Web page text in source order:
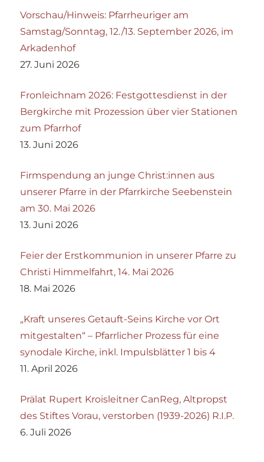
Vorschau/Hinweis: Pfarrheuriger am
Samstag/Sonntag, 12./13. September 2026, im
Arkadenhof
27. Juni 2026
Fronleichnam 2026: Festgottesdienst in der
Bergkirche mit Prozession über vier Stationen
zum Pfarrhof
13. Juni 2026
Firmspendung an junge Christ:innen aus
unserer Pfarre in der Pfarrkirche Seebenstein
am 30. Mai 2026
13. Juni 2026
Feier der Erstkommunion in unserer Pfarre zu
Christi Himmelfahrt, 14. Mai 2026
18. Mai 2026
„Kraft unseres Getauft-Seins Kirche vor Ort
mitgestalten“ – Pfarrlicher Prozess für eine
synodale Kirche, inkl. Impulsblätter 1 bis 4
11. April 2026
Prälat Rupert Kroisleitner CanReg, Altpropst
des Stiftes Vorau, verstorben (1939-2026) R.I.P.
6. Juli 2026